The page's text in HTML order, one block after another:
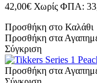
42,00€ Χωρίς ΦΠΑ:
Προσθήκη στο Καλάθι
Προσθήκη στα
Σύγκριση
Προσθήκη στα